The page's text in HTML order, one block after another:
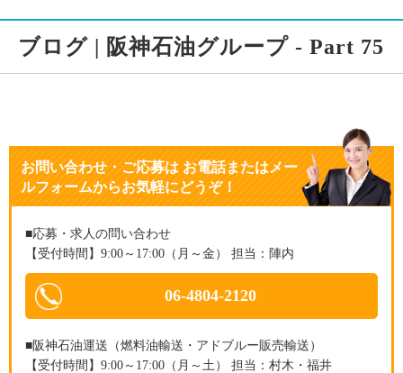
ブログ | 阪神石油グループ - Part 75
お問い合わせ・ご応募はお電話またはメー
ルフォームからお気軽にどうぞ！
■応募・求人の問い合わせ
【受付時間】9:00～17:00（月～金） 担当：陣内
06-4804-2120
■阪神石油運送（燃料油輸送・アドブルー販売輸送）
【受付時間】9:00～17:00（月～土） 担当：村木・福井